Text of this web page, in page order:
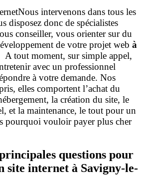
Nous intervenons dans tous les
disposez donc de spécialistes
conseiller, vous orienter sur du
de votre projet web à
A tout moment, sur simple appel,
avec un professionnel
à votre demande. Nos
elles comportent l’achat du
la création du site, le
et la maintenance, le tout pour un
pourquoi vouloir payer plus cher
questions pour
site internet à Savigny-le-